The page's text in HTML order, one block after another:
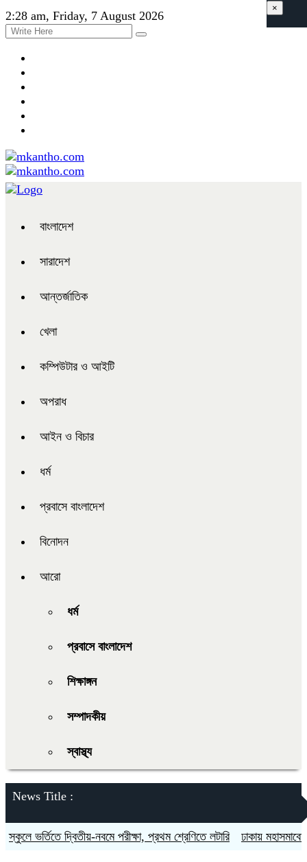
2:28 am, Friday, 7 August 2026
বাংলাদেশ
সারাদেশ
আন্তর্জাতিক
খেলা
কম্পিউটার ও আইটি
অপরাধ
আইন ও বিচার
ধর্ম
প্রবাসে বাংলাদেশ
বিনোদন
আরো
ধর্ম
প্রবাসে বাংলাদেশ
শিক্ষাঙ্গন
সম্পাদকীয়
স্বাস্থ্য
News Title :
ভর্তিতে দ্বিতীয়-নবমে পরীক্ষা, প্রথম শ্রেণিতে লটারি ঢাকায় মহাসমাবেশসহ
×